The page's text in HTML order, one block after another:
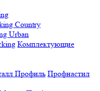
Country
Urban
Комплектующие
Профнастил